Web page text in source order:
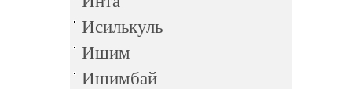
Исилькуль
Ишим
Ишимбай